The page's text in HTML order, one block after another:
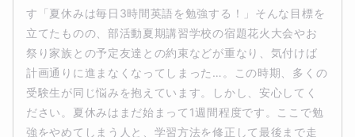
す「夏休みは毎日3時間英語を勉強する！」そんな目標を
立てたものの、部活動夏期講習学校の宿題花火大会やお
祭り家族との予定友達との約束などが重なり、気付けば
計画通りに進まなくなってしまった…。この時期、多くの
受験生が同じ悩みを抱えています。しかし、安心してく
ださい。夏休みはまだ始まって1週間程度です。ここで勉
強をやめてしまう人と、学習方法を修正して最後まで走